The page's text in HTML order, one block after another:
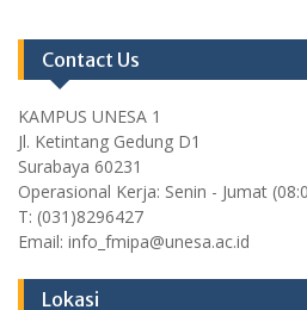
Contact Us
KAMPUS UNESA 1
Jl. Ketintang Gedung D1
Surabaya 60231
Operasional Kerja: Senin - Jumat
T: (031)8296427
Email: info_fmipa@unesa.ac.id
Lokasi